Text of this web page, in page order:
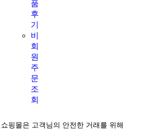
품
후
기
비
회
원
주
문
조
회
핑몰은 고객님의 안전한 거래를 위해